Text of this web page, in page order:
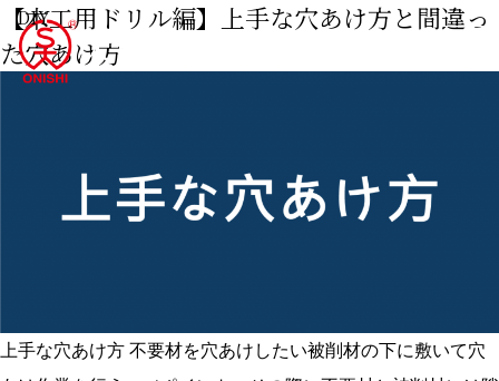
DIY
【木工用ドリル編】上手な穴あけ方と間違っ
た穴あけ方
上手な穴あけ方 不要材を穴あけしたい被削材の下に敷いて穴